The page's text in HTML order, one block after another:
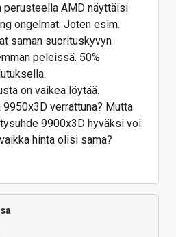
AMD näyttäisi
ongelmat. Joten esim.
saman suorituskyvyn
peleissä. 50%
on vaikea löytää.
9950x3D verrattuna? Mutta
9900x3D hyväksi voi
hinta olisi sama?